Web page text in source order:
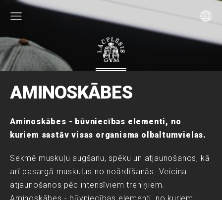
AMINOSKĀBES
Aminoskābes - būvniecības elementi, no
kuriem sastāv visas organisma olbaltumvielas.
Sekmē muskuļu augšanu, spēku un atjaunošanos, kā
arī pasargā muskuļus no noārdīšanās. Veicina
atjaunošanos pēc intensīviem treniņiem.